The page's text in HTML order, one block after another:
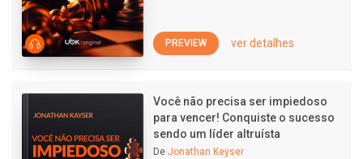
PREVIEW ver detalhes
Você não precisa ser impiedoso
para vencer! Conquiste o sucesso
sendo um líder altruísta
De Jonathan Keyser